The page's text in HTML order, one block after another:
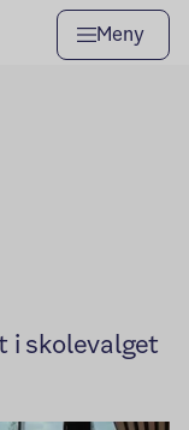
Meny
skolevalget